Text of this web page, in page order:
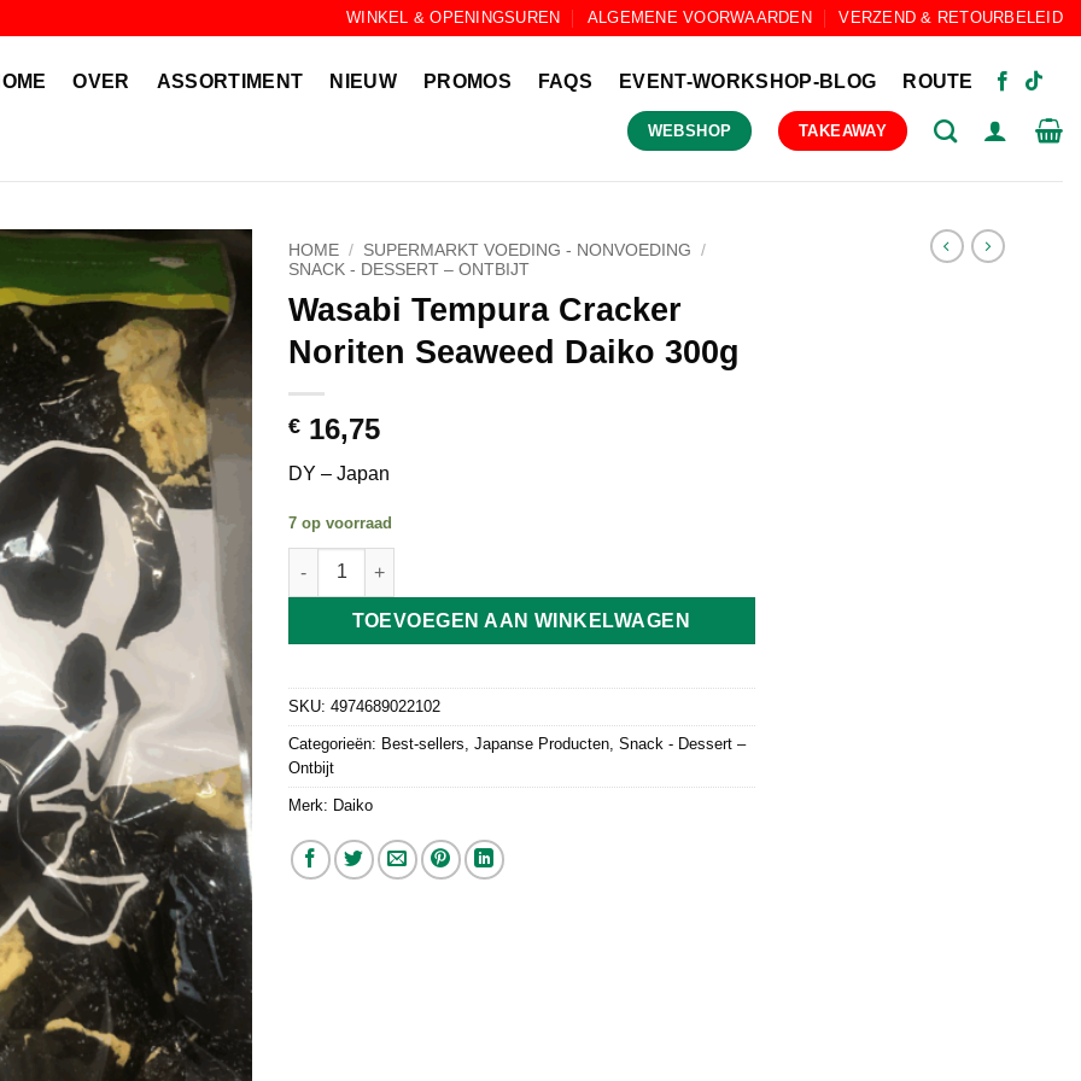
WINKEL & OPENINGSUREN ALGEMENE VOORWAARDEN VERZEND & RETOURBELEID
OVER ASSORTIMENT NIEUW PROMOS FAQS EVENT-WORKSHOP-BLOG ROUTE
WEBSHOP TAKEAWAY
HOME / SUPERMARKT VOEDING - NONVOEDING
/
SNACK - DESSERT – ONTBIJT
Wasabi Tempura Cracker
Noriten Seaweed Daiko 300g
€ 16,75
DY – Japan
7 op voorraad
Wasabi Tempura Cracker Noriten Seaweed Daiko 300g aantal
TOEVOEGEN AAN WINKELWAGEN
SKU: 4974689022102
Categorieën: Best-sellers, Japanse Producten, Snack - Dessert –
Ontbijt
Merk: Daiko